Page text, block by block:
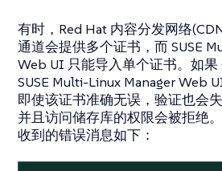
有时，Red Hat 内容分发网络
通道会提供多个证书，而 SUSE
Web UI 只能导入单个证书。如
SUSE Multi-Linux Manager Web
即使该证书准确无误，验证也会失
并且访问储存库的权限会被拒绝。
收到的错误消息如下：